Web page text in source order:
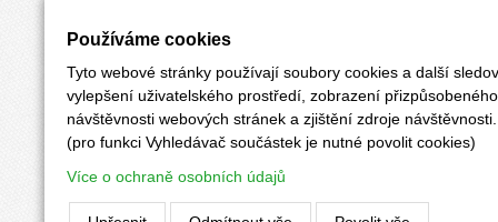
Používáme cookies
Tyto webové stránky používají soubory cookies a další
vylepšení uživatelského prostředí, zobrazení
návštěvnosti webových stránek a zjištění zdroje návštěvnosti.
(pro funkci Vyhledávač součástek je nutné povolit cookies)
Více o ochraně osobních údajů